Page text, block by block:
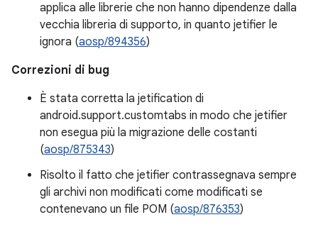
applica alle librerie che non hanno dipendenze dalla
vecchia libreria di supporto, in quanto jetifier le
ignora (aosp/894356)
Correzioni di bug
È stata corretta la jetification di
android.support.customtabs in modo che jetifier
non esegua più la migrazione delle costanti
(aosp/875343)
Risolto il fatto che jetifier contrassegnava sempre
gli archivi non modificati come modificati se
contenevano un file POM (aosp/876353)